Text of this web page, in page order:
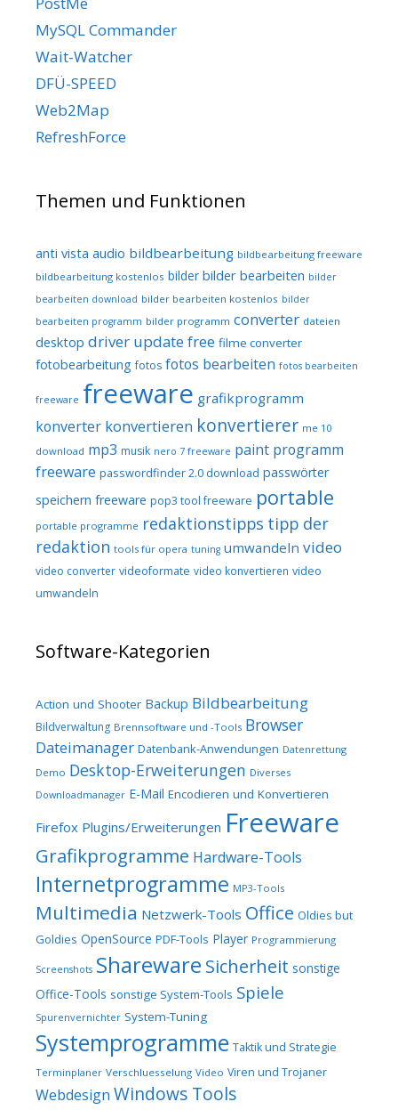
MySQL Commander
Wait-Watcher
DFÜ-SPEED
Web2Map
RefreshForce
Themen und Funktionen
anti vista audio bildbearbeitung bildbearbeitung freeware
bildbearbeitung kostenlos bilder bilder bearbeiten bilder
bearbeiten download bilder bearbeiten kostenlos bilder
bearbeiten programm bilder programm converter dateien
desktop driver update free filme converter
fotobearbeitung fotos fotos bearbeiten fotos bearbeiten
freeware freeware grafikprogramm
konverter konvertieren konvertierer me 10
download mp3 musik nero 7 freeware paint programm
freeware passwordfinder 2.0 download passwörter
speichern freeware pop3 tool freeware portable
portable programme redaktionstipps tipp der
redaktion tools für opera tuning umwandeln video
video converter videoformate video konvertieren video
umwandeln
Software-Kategorien
Action und Shooter Backup Bildbearbeitung
Bildverwaltung Brennsoftware und -Tools Browser
Dateimanager Datenbank-Anwendungen Datenrettung
Demo Desktop-Erweiterungen Diverses
Downloadmanager E-Mail Encodieren und Konvertieren
Firefox Plugins/Erweiterungen Freeware
Grafikprogramme Hardware-Tools
Internetprogramme MP3-Tools
Multimedia Netzwerk-Tools Office Oldies but
Goldies OpenSource PDF-Tools Player Programmierung
Screenshots Shareware Sicherheit sonstige
Office-Tools sonstige System-Tools Spiele
Spurenvernichter System-Tuning
Systemprogramme Taktik und Strategie
Terminplaner Verschluesselung Video Viren und Trojaner
Webdesign Windows Tools